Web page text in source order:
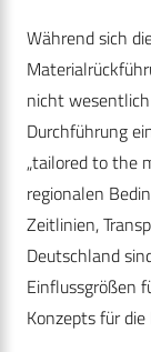
Während sich
nicht
Durchführung
„tailored to the
regionalen
Zeitlinien,
Deutschland
Einflussgrößen
Konzepts für die